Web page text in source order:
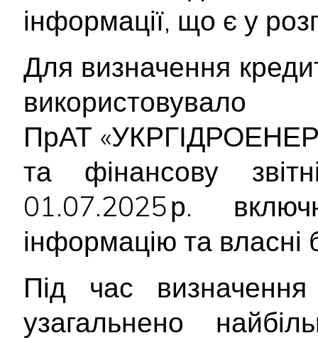
інформації, що є у
Для визначення
ПрАТ
та фінансову
01.07.2025 р.
інформацію та власні
Під час визначення
узагальнено